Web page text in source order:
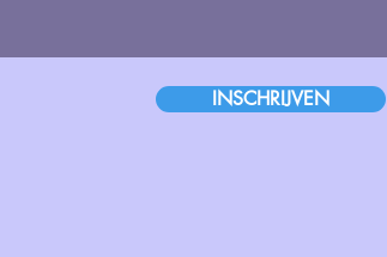
INSCHRIJVEN